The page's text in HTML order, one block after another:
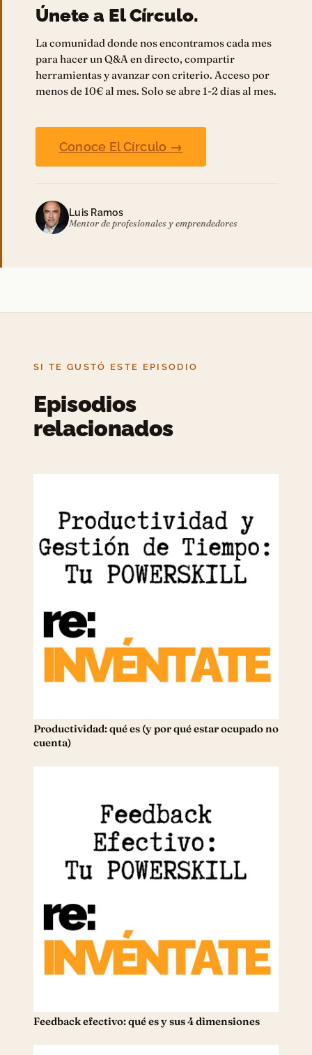
Únete a El Círculo.
La comunidad donde nos encontramos cada mes
para hacer un Q&A en directo, compartir
herramientas y avanzar con criterio. Acceso por
menos de 10€ al mes. Solo se abre 1-2 días al mes.
Conoce El Círculo →
Luis Ramos
Mentor de profesionales y emprendedores
SI TE GUSTÓ ESTE EPISODIO
Episodios
relacionados
Productividad: qué es (y por qué estar ocupado no
cuenta)
Feedback efectivo: qué es y sus 4 dimensiones